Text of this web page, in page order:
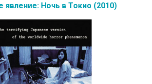
явление: Ночь в Токио (2010)